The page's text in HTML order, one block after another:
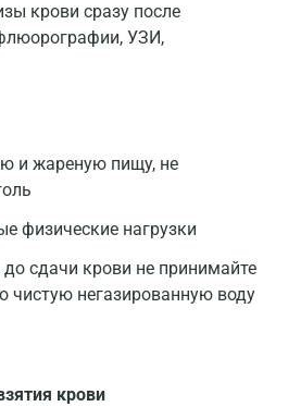
крови сразу после
УЗИ,
и жареную пищу, не
физические нагрузки
до сдачи крови не принимайте
чистую негазированную воду
крови